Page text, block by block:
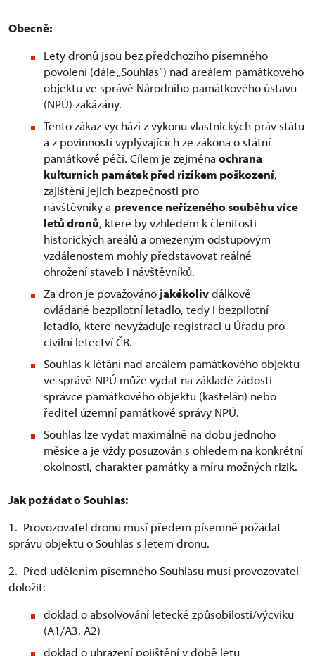
Obecně:
Lety dronů jsou bez předchozího písemného
povolení (dále „Souhlas“) nad areálem památkového
objektu ve správě Národního památkového ústavu
(NPÚ) zakázány.
Tento zákaz vychází z výkonu vlastnických práv státu
a z povinností vyplývajících ze zákona o státní
památkové péči. Cílem je zejména ochrana
kulturních památek před rizikem poškození,
zajištění jejich bezpečnosti pro
návštěvníky a prevence neřízeného souběhu více
letů dronů, které by vzhledem k členitosti
historických areálů a omezeným odstupovým
vzdálenostem mohly představovat reálné
ohrožení staveb i návštěvníků.
Za dron je považováno jakékolivdálkově
ovládané bezpilotní letadlo, tedy i bezpilotní
letadlo, které nevyžaduje registraci u Úřadu pro
civilní letectví ČR.
Souhlas k létání nad areálem památkového objektu
ve správě NPÚ může vydat na základě žádosti
správce památkového objektu (kastelán) nebo
ředitel územní památkové správy NPÚ.
Souhlas lze vydat maximálně na dobu jednoho
měsíce a je vždy posuzován s ohledem na konkrétní
okolnosti, charakter památky a míru možných rizik.
Jak požádat o Souhlas:
1. Provozovatel dronu musí předem písemně požádat
správu objektu o Souhlas s letem dronu.
2. Před udělením písemného Souhlasu musí provozovatel
doložit:
doklad o absolvování letecké způsobilosti/výcviku
(A1/A3, A2)
doklad o uhrazení pojištění v době letu